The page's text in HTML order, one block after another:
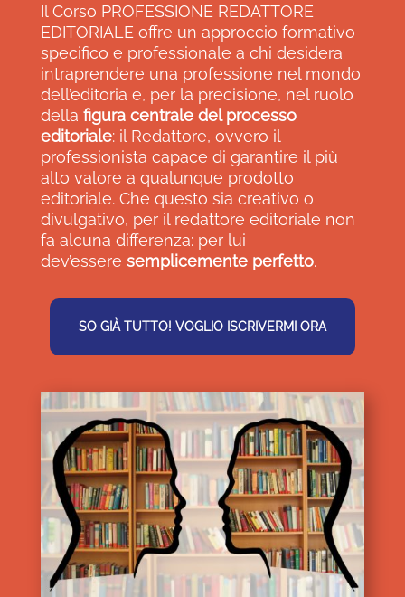
Il Corso PROFESSIONE REDATTORE
EDITORIALE offre un approccio formativo
specifico e professionale a chi desidera
intraprendere una professione nel mondo
dell’editoria e, per la precisione, nel ruolo
della figura centrale del processo
editoriale: il Redattore, ovvero il
professionista capace di garantire il più
alto valore a qualunque prodotto
editoriale. Che questo sia creativo o
divulgativo, per il redattore editoriale non
fa alcuna differenza: per lui
dev’essere semplicemente perfetto.
SO GIÀ TUTTO! VOGLIO ISCRIVERMI ORA